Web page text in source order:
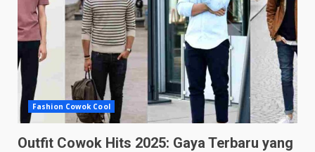
Fashion Cowok Cool
Outfit Cowok Hits 2025: Gaya Terbaru yang